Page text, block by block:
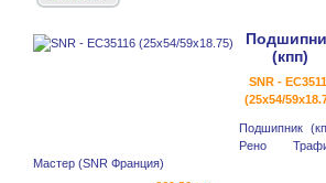
(кпп)
SNR -
(25x54/
Подшипник
Рено
Мастер (SNR Франция)